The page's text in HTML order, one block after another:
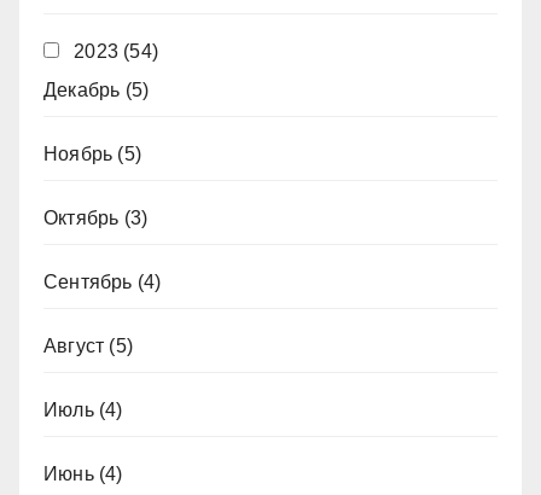
2023 (54)
Декабрь (5)
Ноябрь (5)
Октябрь (3)
Сентябрь (4)
Август (5)
Июль(4)
Июнь(4)